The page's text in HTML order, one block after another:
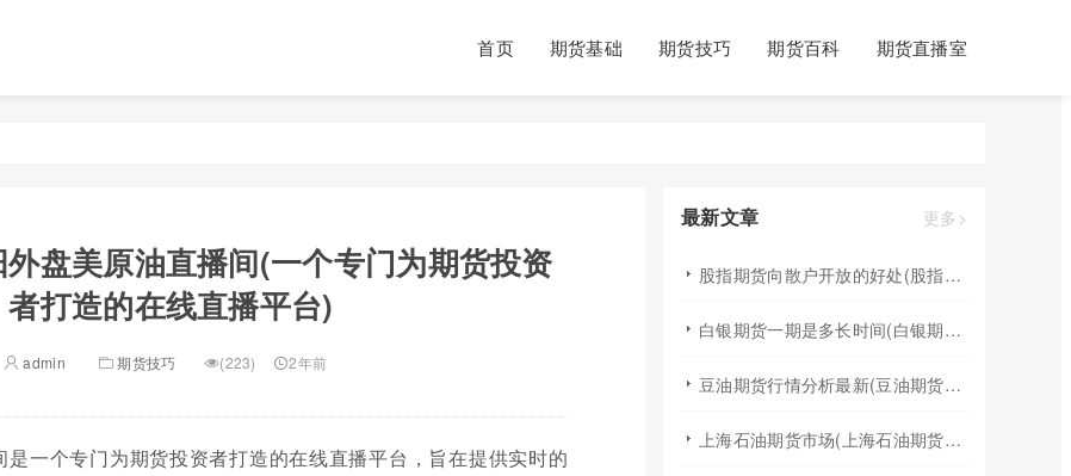
首页 期货基础 期货技巧 期货百科 期货直播室
盘美原油直播间(一个专门为期货投资
者打造的在线直播平台)
admin 期货技巧 (223) 2年前
是一个专门为期货投资者打造的在线直播平台，旨在提供实时的
最新文章 更多>
股指期货向散户开放的好处(股指期货对利空信息更加敏感吗)
白银期货一期是多长时间(白银期货涨幅一天最高多少)
豆油期货行情分析最新(豆油期货行情实时行情)
上海石油期货市场(上海石油期货市场行情)